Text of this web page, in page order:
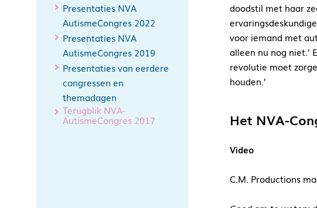
Presentaties NVA
AutismeCongres 2022
Presentaties NVA
AutismeCongres 2019
Presentaties van eerdere
congressen en
themadagen
Terugblik NVA-
AutismeCongres 2017
doodstil met haar
voor iemand met
alleen nu nog niet.’
revolutie moet
houden.’
Het NVA-
Video
C.M. Productions